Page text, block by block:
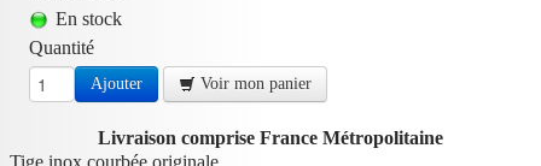
En stock
Quantité
Ajouter Voir mon panier
Livraison comprise France Métropolitaine
Tige inox courbée originale.